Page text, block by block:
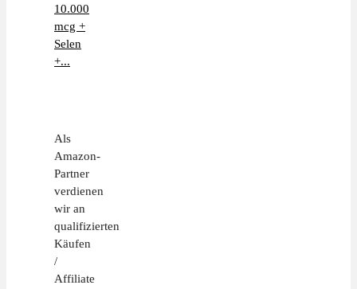
10.000
mcg +
Selen
+...
Als
Amazon-
Partner
verdienen
wir an
qualifizierten
Käufen
/
Affiliate